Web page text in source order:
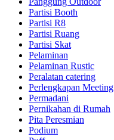
Partisi Booth
Partisi R8
Partisi Ruang
Partisi Skat
Pelaminan
Pelaminan Rustic
Peralatan catering
Perlengkapan Meeting
Permadani
Pernikahan di Rumah
Pita Peresmian
Podium